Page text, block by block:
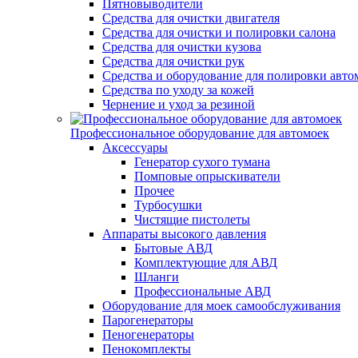
Пятновыводители
Средства для очистки двигателя
Средства для очистки и полировки салона
Средства для очистки кузова
Средства для очистки рук
Средства и оборудование для полировки
Средства по уходу за кожей
Чернение и уход за резиной
Профессиональное оборудование для автомоек
Аксессуары
Генератор сухого тумана
Помповые опрыскиватели
Прочее
Турбосушки
Чистящие пистолеты
Аппараты высокого давления
Бытовые АВД
Комплектующие для АВД
Шланги
Профессиональные АВД
Оборудование для моек самообслуживания
Парогенераторы
Пеногенераторы
Пенокомплекты